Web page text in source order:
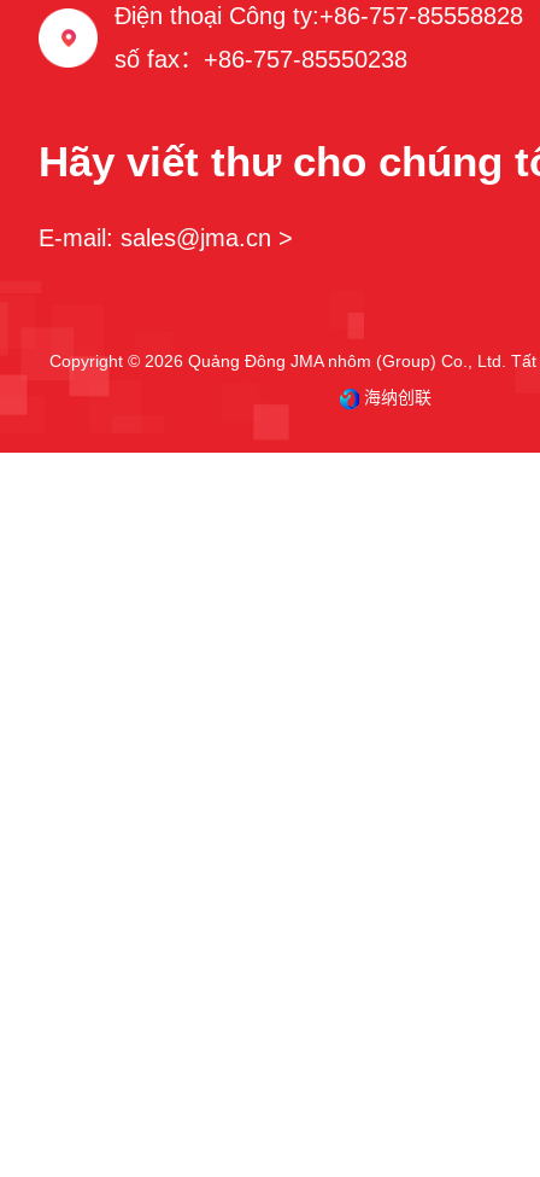
Điện thoại Công ty:+86-757-85558828
số fax：+86-757-85550238
Hãy viết thư cho chúng
E-mail: sales@jma.cn >
Copyright © 2026 Quảng Đông JMA nhôm (Group) Co., Ltd.
海纳创联